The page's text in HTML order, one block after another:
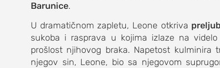
studentski
zdravlje
Barunice.
U dramatičnom zapletu, Leone otkriva
sukoba i rasprava u kojima izlaze na
prošlost njihovog braka. Napetost
njegov sin, Leone, bio sa njegovom